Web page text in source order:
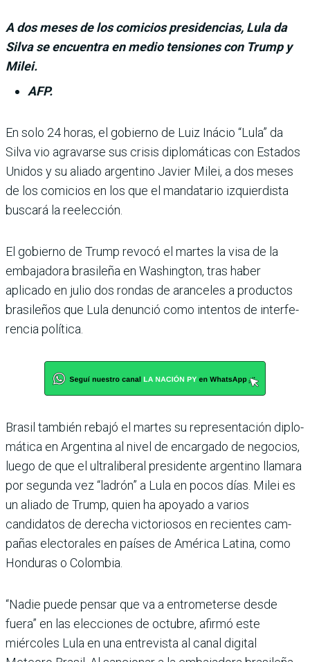
A dos meses de los comicios presidencias, Lula da
Silva se encuentra en medio tensiones con Trump y
Milei.
AFP.
En solo 24 horas, el gobierno de Luiz Iná­cio “Lula” da
Silva vio agravarse sus crisis diplomá­ticas con Estados
Unidos y su aliado argentino Javier Milei, a dos meses
de los comicios en los que el mandatario izquier­dista
buscará la reelección.
El gobierno de Trump revocó el martes la visa de la
embaja­dora brasileña en Washington, tras haber
aplicado en julio dos rondas de aranceles a produc­tos
brasileños que Lula denun­ció como intentos de interfe­
rencia política.
Brasil también rebajó el mar­tes su representación diplo­
mática en Argentina al nivel de encargado de negocios,
luego de que el ultraliberal presi­dente argentino llamara
por segunda vez “ladrón” a Lula en pocos días. Milei es
un aliado de Trump, quien ha apoyado a varios
candidatos de derecha victoriosos en recientes cam­
pañas electorales en países de América Latina, como
Hondu­ras o Colombia.
“Nadie puede pensar que va a entrometerse desde
fuera” en las elecciones de octubre, afirmó este
miércoles Lula en una entrevista al canal digital